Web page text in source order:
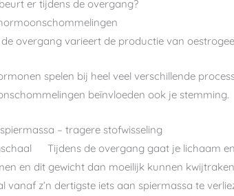
er tijdens de overgang?
de overgang varieert de productie van
spelen bij heel veel verschillende
beïnvloeden ook je stemming.
– tragere stofwisseling
Tijdens de overgang gaat je lichaam
en dit gewicht dan moeilijk kunnen
vanaf z’n dertigste iets aan spiermassa te